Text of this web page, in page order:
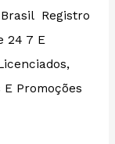
Registro
24 7 E
Promoções